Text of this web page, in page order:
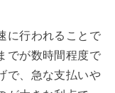
に行われることで
でが数時間程度で
で、急な支払いや